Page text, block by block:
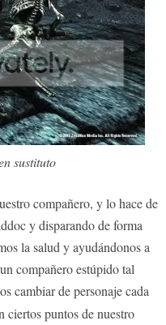
sustituto
compañero, y lo hace de
y disparando de forma
la salud y ayudándonos a
compañero estúpido tal
cambiar de personaje cada
ciertos puntos de nuestro